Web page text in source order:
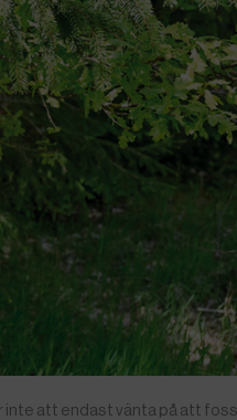
inte att endast vänta på att